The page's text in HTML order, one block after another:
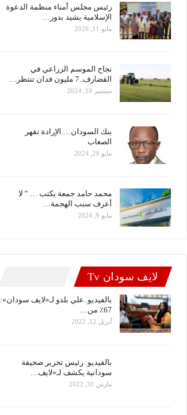
رئيس مجلس أمناء منظمة الدعوة
الإسلامية يشيد بدور…
مايو 11, 2026
نجاح الموسم الزراعي في
القضارف..7 مليون فدان تنتظر…
سبتمبر 10, 2024
بنك السودان….الإرادة تقهر
الصعاب
مايو 29, 2024
محمد حامد جمعة يكتب … ” لا
أعرف سبب الهجمة…
مايو 9, 2024
لايف سودان Tv
بالفيديو..علي بلدو لـ«لايف سودان»:
67٪ من…
أبريل 12, 2022
بالفيديو: رئيس تحرير صحيفة
سودانية يكشف لـ«لايف…
مارس 31, 2022